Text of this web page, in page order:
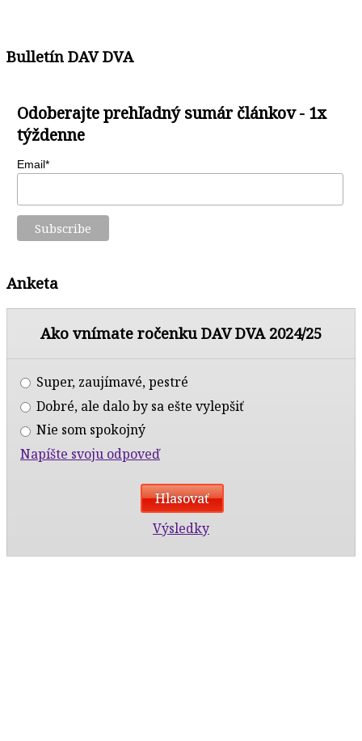
Bulletín DAV DVA
Odoberajte prehľadný sumár článkov - 1x
týždenne
Email*
Anketa
Ako vnímate ročenku DAV DVA 2024/25
Super, zaujímavé, pestré
Dobré, ale dalo by sa ešte vylepšiť
Nie som spokojný
Napíšte svoju odpoveď
Výsledky